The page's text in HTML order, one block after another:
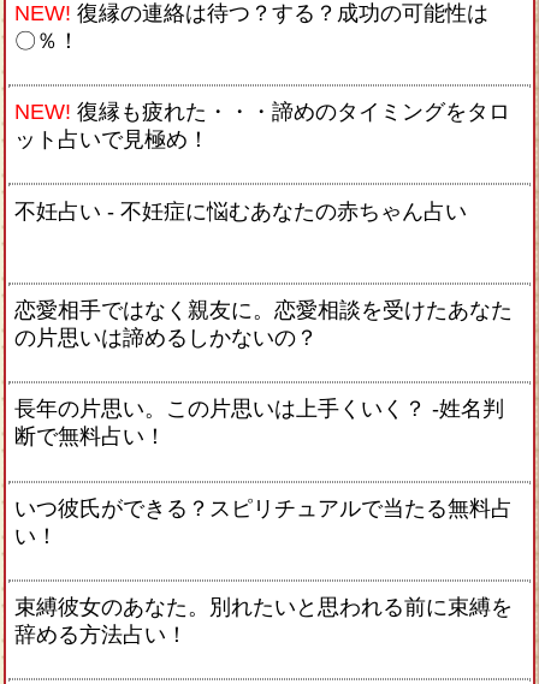
NEW! 復縁の連絡は待つ？する？成功の可能性は
〇％！
NEW! 復縁も疲れた・・・諦めのタイミングをタロ
ット占いで見極め！
不妊占い - 不妊症に悩むあなたの赤ちゃん占い
恋愛相手ではなく親友に。恋愛相談を受けたあなた
の片思いは諦めるしかないの？
長年の片思い。この片思いは上手くいく？ -姓名判
断で無料占い！
いつ彼氏ができる？スピリチュアルで当たる無料占
い！
束縛彼女のあなた。別れたいと思われる前に束縛を
辞める方法占い！